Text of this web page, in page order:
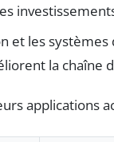
et les
la chaîne
applications